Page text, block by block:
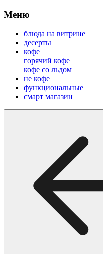
Меню
блюда на витрине
десерты
кофе
горячий кофе
кофе со льдом
не кофе
функциональные
смарт магазин